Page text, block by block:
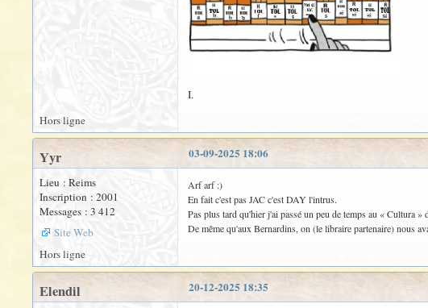
I.
Hors ligne
03-09-2025 18:06
Yyr
Lieu : Reims
Inscription : 2001
Messages : 3 412
Site Web
Arf arf :)
En fait c'est pas JAC c'est DAY l'intrus.
Pas plus tard qu'hier j'ai passé un peu de temps au « Cultura
De même qu'aux Bernardins, on (le libraire partenaire) nous
Hors ligne
20-12-2025 18:35
Elendil